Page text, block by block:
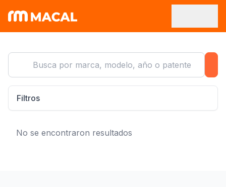
Filtros
No se encontraron resultados